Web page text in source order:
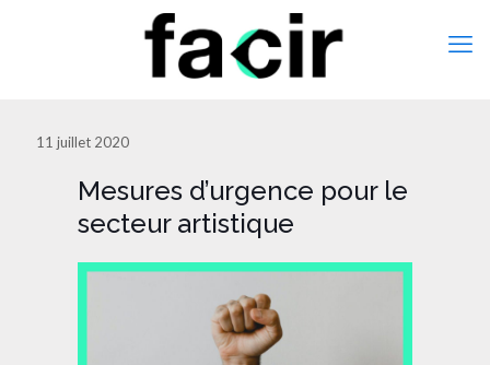
11 juillet 2020
Mesures d’urgence pour le
secteur artistique